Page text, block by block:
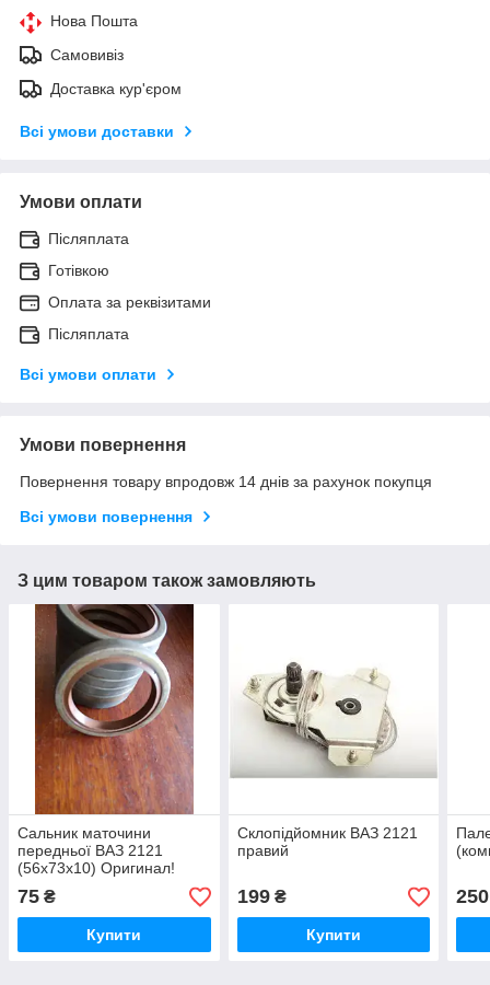
Нова Пошта
Самовивіз
Доставка кур'єром
Всі умови доставки
Умови оплати
Післяплата
Готівкою
Оплата за реквізитами
Післяплата
Всі умови оплати
Умови повернення
Повернення товару впродовж 14 днів за рахунок покупця
Всі умови повернення
З цим товаром також замовляють
Сальник маточини
передньої ВАЗ 2121
(56х73х10) Оригинал!
75 ₴
Купити
Склопідйомник ВАЗ 2121
правий
199₴
Купити
250